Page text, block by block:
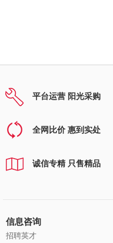
平台运营 阳光采购
全网比价 惠到实处
诚信专精 只售精品
信息咨询
招聘英才